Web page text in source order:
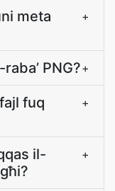
meta
+
PNG?+
fuq
+
il-
+